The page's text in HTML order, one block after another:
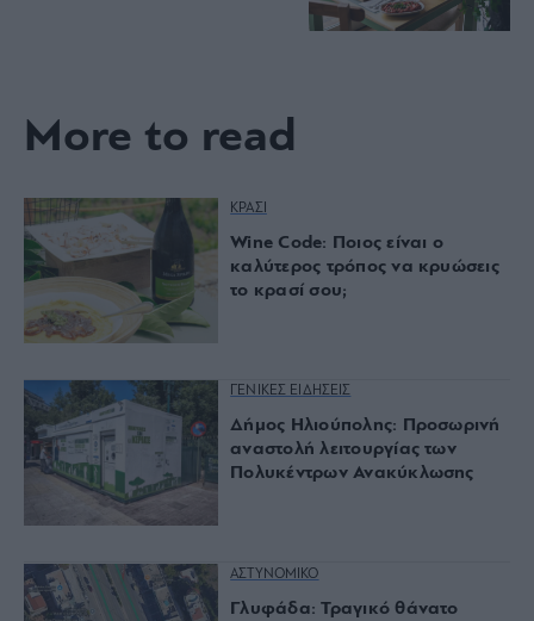
More to read
ΚΡΑΣΙ
Wine Code: Ποιος είναι ο
καλύτερος τρόπος να κρυώσεις
το κρασί σου;
ΓΕΝΙΚΕΣ ΕΙΔΗΣΕΙΣ
Δήμος Ηλιούπολης: Προσωρινή
αναστολή λειτουργίας των
Πολυκέντρων Ανακύκλωσης
ΑΣΤΥΝΟΜΙΚΟ
Γλυφάδα: Τραγικό θάνατο